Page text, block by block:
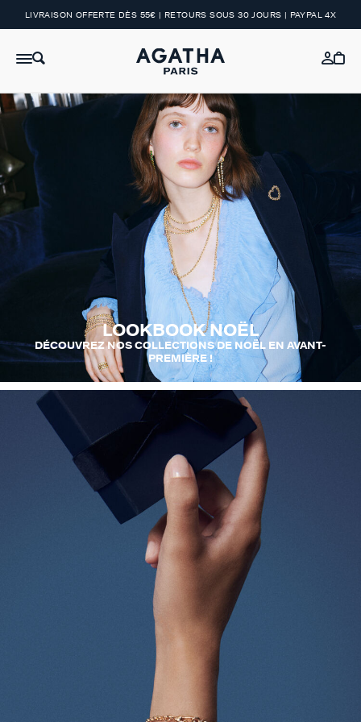
LIVRAISON OFFERTE DÈS 55€ | RETOURS SOUS 30 JOURS | PAYPAL 4X
LOOKBOOK NOËL
DÉCOUVREZ NOS COLLECTIONS DE NOËL EN AVANT-
PREMIÈRE !